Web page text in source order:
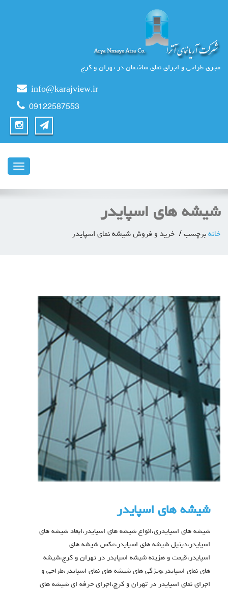
مجری طراحی و اجرای نمای ساختمان در تهران و کرج
info@karajview.ir
09122587553
ناوبری
شیشه های اسپایدر
خانه برچسب خرید و فروش شیشه نمای اسپایدر
شیشه های اسپایدر
شیشه های اسپایدری،انواع شیشه های اسپایدر،ابعاد شیشه های
اسپایدر،دیتیل شیشه های اسپایدر،عکس شیشه های
اسپایدر،قیمت و هزینه شیشه اسپایدر در تهران و کرج،شیشه
های نمای اسپایدر،ویژگی های شیشه های نمای اسپایدر،طراحی و
اجرای نمای اسپایدر در تهران و کرج،اجرای حرفه ای شیشه های